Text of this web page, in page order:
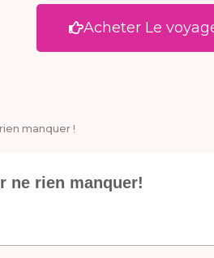
Acheter Le
manquer !
ne rien manquer!